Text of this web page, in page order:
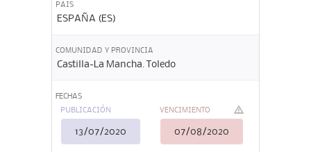
PAIS
ESPAÑA (ES)
COMUNIDAD Y PROVINCIA
Castilla-La Mancha. Toledo
FECHAS
PUBLICACIÓN
13/07/2020
VENCIMIENTO
07/08/2020